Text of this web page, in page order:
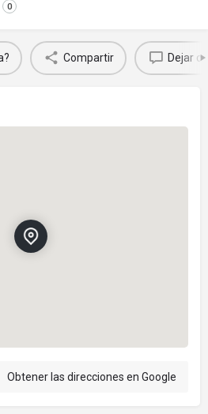
0
Compartir Dejar
Obtener las direcciones en Google